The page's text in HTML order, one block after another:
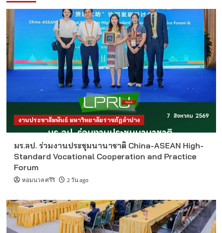
งานประชาสัมพันธ์ มหาวิทยาลัยราชภัฏลำปาง
มร.ลป. ร่วมงานประชุมนานาชาติ China-ASEAN High-
Standard Vocational Cooperation and Practice
Forum
หอมนวล ศรีริ 2 วัน ago